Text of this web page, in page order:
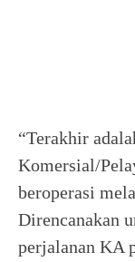
“Terakhir
Komersial/
beroperasi
Direncanakan
perjalanan KA